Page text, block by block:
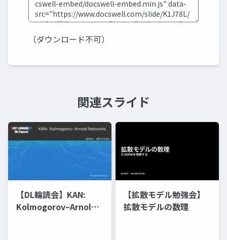
（ダウンロード不可）
関連スライド
【DL輪読会】KAN:
Kolmogorov–Arnold
【拡散モデル勉強会】
拡散モデルの数理